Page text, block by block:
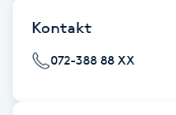
Fransförlängning
Fransförlängning Megavolym
Kontakt
072-388 88 XX